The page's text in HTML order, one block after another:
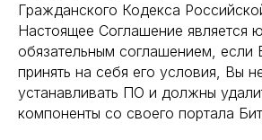
Гражданского Кодекса
Настоящее Соглашение является
обязательным соглашением, если
принять на себя его условия, Вы
устанавливать ПО и должны
компоненты со своего портала